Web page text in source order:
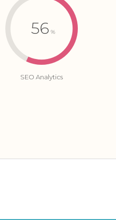
56 %
SEO Analytics